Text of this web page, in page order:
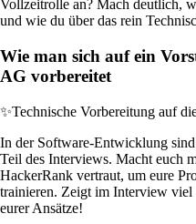
Vollzeitrolle an? Mach deutlich,
und wie du über das rein
Wie man sich auf ein
AG vorbereitet
✨Technische Vorbereitung auf
In der Software-Entwicklung
Teil des Interviews. Macht euch
HackerRank vertraut, um eure
trainieren. Zeigt im Interview viel
eurer Ansätze!